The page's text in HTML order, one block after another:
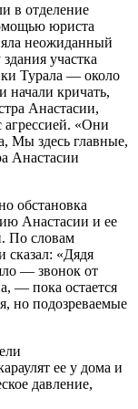
в отделение
юриста
неожиданный
участка
Турала — около
начали кричать,
Анастасии,
агрессией. «Они
Мы здесь главные,
Анастасии
обстановка
Анастасии и ее
По словам
сказал: «Дядя
— звонок от
— пока остается
но подозреваемые
ее у дома и
давление,